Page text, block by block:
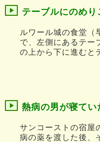
テーブルにのめり
ルワール城の食堂（
で、左側にあるテー
の上から下に進むと
熱病の男が寝てい
サンコーストの宿屋
病の薬を渡した後、